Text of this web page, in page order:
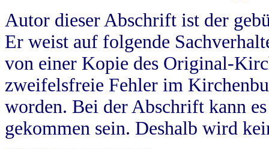
Autor dieser Abschrift ist der
Er weist auf folgende
von einer Kopie des Original-
zweifelsfreie Fehler im
worden. Bei der Abschrift kann
gekommen sein. Deshalb wird